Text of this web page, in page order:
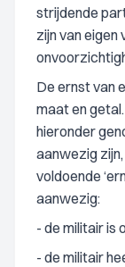
strijdende
zijn van eigen
De ernst van
maat en
hieronder
aanwezig
voldoende
aanwezig:
- de militair is
- de militair